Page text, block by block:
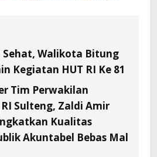
Sehat, Walikota Bitung
Kegiatan HUT RI Ke 81
Tim Perwakilan
Sulteng, Zaldi Amir
Kualitas
Akuntabel Bebas Mal